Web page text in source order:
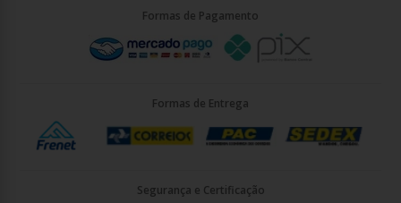
Formas de Pagamento
Formas de Entrega
Segurança e Certificação